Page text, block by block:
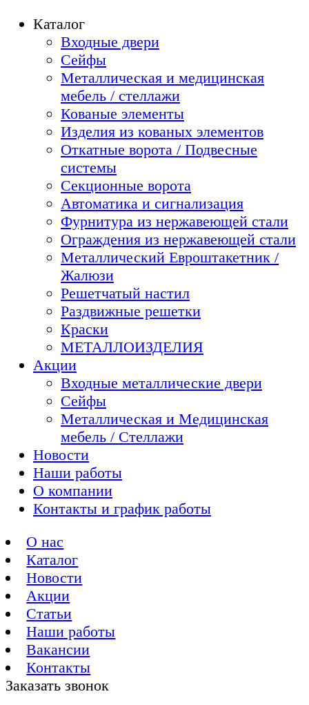
Каталог
Входные двери
Сейфы
Металлическая и медицинская
мебель / стеллажи
Кованые элементы
Изделия из кованых элементов
Откатные ворота / Подвесные
системы
Секционные ворота
Автоматика и сигнализация
Фурнитура из нержавеющей стали
Ограждения из нержавеющей стали
Металлический Евроштакетник /
Жалюзи
Решетчатый настил
Раздвижные решетки
Краски
МЕТАЛЛОИЗДЕЛИЯ
Акции
Входные металлические двери
Сейфы
Металлическая и Медицинская
мебель / Стеллажи
Новости
Наши работы
О компании
Контакты и график работы
О нас
Каталог
Новости
Акции
Статьи
Наши работы
Вакансии
Контакты
Заказать звонок